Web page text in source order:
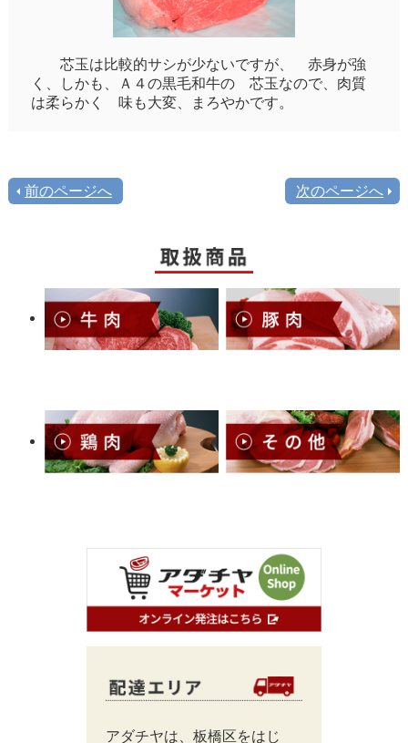
芯玉は比較的サシが少ないですが、 赤身が強
く、しかも、Ａ４の黒毛和牛の 芯玉なので、肉質
は柔らかく 味も大変、まろやかです。
前のページへ 次のページへ
アダチヤは、板橋区をはじ